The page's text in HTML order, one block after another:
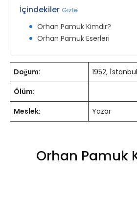
İçindekiler Gizle
Orhan Pamuk Kimdir?
Orhan Pamuk Eserleri
Doğum:
1952, İstanbul
Ölüm:
Meslek:
Yazar
Orhan Pamuk